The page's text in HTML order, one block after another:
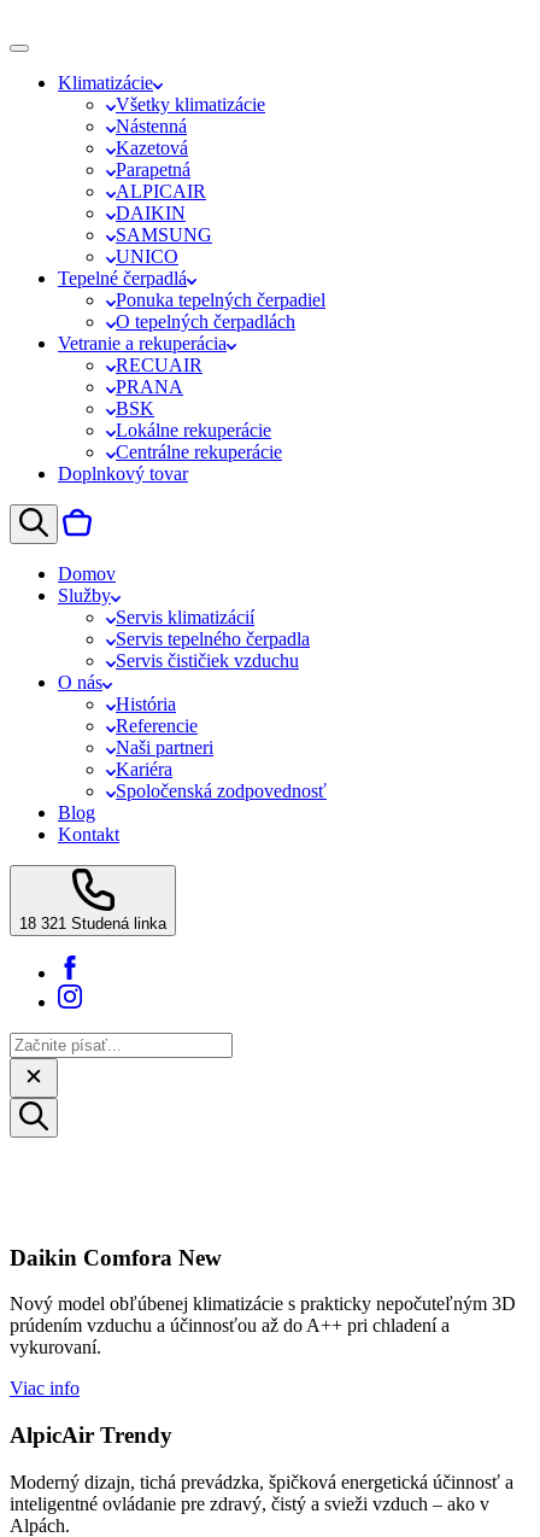
Klimatizácie
Všetky klimatizácie
Nástenná
Kazetová
Parapetná
ALPICAIR
DAIKIN
SAMSUNG
UNICO
Tepelné čerpadlá
Ponuka tepelných čerpadiel
O tepelných čerpadlách
Vetranie a rekuperácia
RECUAIR
PRANA
BSK
Lokálne rekuperácie
Centrálne rekuperácie
Doplnkový tovar
Domov
Služby
Servis klimatizácií
Servis tepelného čerpadla
Servis čističiek vzduchu
O nás
História
Referencie
Naši partneri
Kariéra
Spoločenská zodpovednosť
Blog
Kontakt
18 321 Studená linka
Daikin Comfora New
Nový model obľúbenej klimatizácie s prakticky nepočuteľným 3D
prúdením vzduchu a účinnosťou až do A++ pri chladení a
vykurovaní.
Viac info
AlpicAir Trendy
Moderný dizajn, tichá prevádzka, špičková energetická účinnosť a
inteligentné ovládanie pre zdravý, čistý a svieži vzduch – ako v
Alpách.